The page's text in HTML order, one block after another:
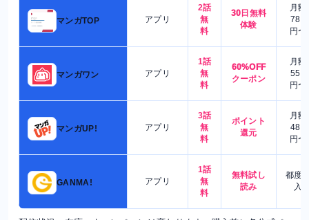
マンガTOP アプリ
2話
無
料
30日無料
体験
月額
780
円〜
マンガワン アプリ
1話
無
料
60%OFF
クーポン
月額
550
円〜
マンガUP! アプリ
3話
無
料
ポイント
還元
月額
480
円〜
GANMA! アプリ
1話
無
料
無料試し
読み
都度
入